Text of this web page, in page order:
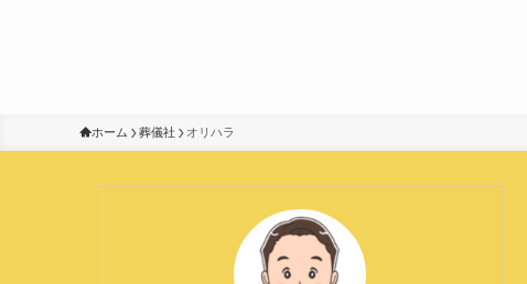
ホーム 葬儀社 オリハラ